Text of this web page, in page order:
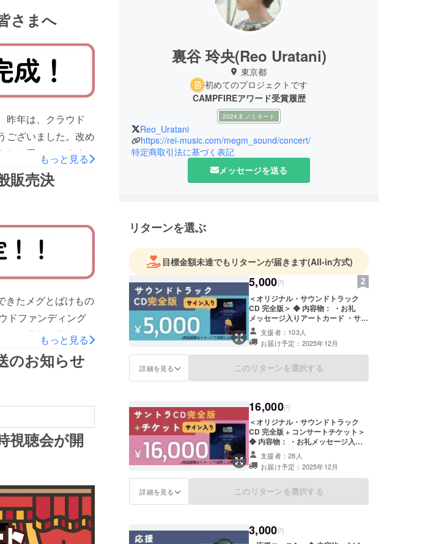
さまへ
昨年は、クラウド
ございました。改め
たと思っています。
本当に壮絶で……。
ました。きっと１
辞でもなく、たく
当にありがとうご
ラックCD完全
ください。当初の
、お陰さまでサント
クラウドファン
れた皆さま、グッズ
なかったけど応援
成したCDを少しご
仕様！写真ではわ
枚組、ブック
の星)」のピアノ
トラCD(初回限定
、やっぱりサント
うに現在準備を進
------ DISC１本編
加9曲を含む全30
楽の世界- の演奏を
ンドトラックCD 完
のみをご支援いた
もっと見る
販売決
きたメグとばけもの
ドファンディング
スト動画も作りまし
が決定！！そし
ですが「一般販売
般販売を行うこと
完売後の追加生産は
入する＞
支援により、コン
誤を重ねて、と
ば嬉しいです！
もっと見る
のお知らせ
視聴会が開
裏谷 玲央(Reo Uratani)
東京都
初めてのプロジェクトです
CAMPFIREアワード受賞履歴
2024.8 ノミネート
Reo_Uratani
https://rei-music.com/megm_sound/concert/
特定商取引法に基づく表記
メッセージを送る
リターンを選ぶ
目標金額未達でもリターンが届きます(All-in方式)
5,000円
＜オリジナル・サウンドトラック
CD 完全版＞ ◆ 内容物： ・お礼
メッセージ入りアートカード ・サウ
ンドトラックCD 完全版 ◆ お届け予
定： ・2025年内：すべてまとめて
※コンサート準備のため、リターン
の送付時期が変動する可能性があり
ます。その際は活動報告にて事前に
支援者：103人
お届け予定：2025年12月
詳細を見る このリターンを選択する
16,000円
＜オリジナル・サウンドトラック
CD 完全版 + コンサートチケット＞
◆ 内容物： ・お礼メッセージ入り
アートカード ・サウンドトラック
CD 完全版 ・チケット ※特典付き ◆
お届け予定： ・2025年１月～２月
初旬：お礼メッセージ入りアート
カード、チケット ・2025年内：サ
その際は活動報告にて事前にご連絡
しますが、何卒ご容赦ください。 ◆
支援者：28人
お届け予定：2025年12月
詳細を見る このリターンを選択する
3,000円